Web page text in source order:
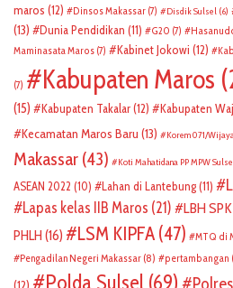
maros (12) Dinsos Makassar (7) Disdik Sulsel (6)
(13)
Dunia Pendidikan (11) G20 (7)
Maminasata Maros (7) Kabinet Jokowi (12)
(7) Kabupaten Maros
(15)
Kabupaten Takalar(12) Kabupaten
Kecamatan Maros Baru (13) Korem 071/
Makassar (43) Koti Mahatidana PP MPW
ASEAN 2022 (10) Lahan di Lantebung(11)
Lapas kelas IIB Maros (21) LBH
PHLH (16) LSM KIPFA (47) MTQ di
Pengadilan Negeri Makassar (8) pertambangan
Polda Sulsel (69)